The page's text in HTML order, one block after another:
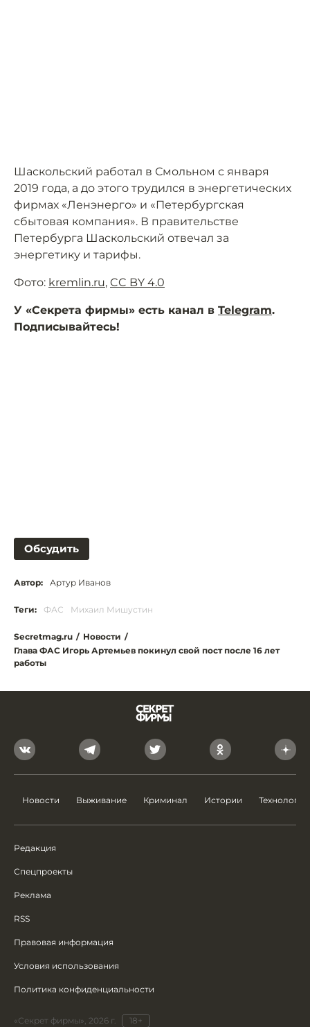
Шаскольский работал в Смольном с января
2019 года, а до этого трудился в энергетических
фирмах «Ленэнерго» и «Петербургская
сбытовая компания». В правительстве
Петербурга Шаскольский отвечал за
энергетику и тарифы.
Фото: kremlin.ru, CC BY 4.0
У «Секрета фирмы» есть канал в Telegram.
Подписывайтесь!
Обсудить
Автор: Артур Иванов
Теги: ФАС Михаил Мишустин
Secretmag.ru / Новости /
Глава ФАС Игорь Артемьев покинул свой пост после 16 лет
работы
Новости Выживание Криминал Истории Технологии
Редакция
Спецпроекты
Реклама
RSS
Правовая информация
Условия использования
Политика конфиденциальности
«Секрет фирмы», 2026 г. 18+